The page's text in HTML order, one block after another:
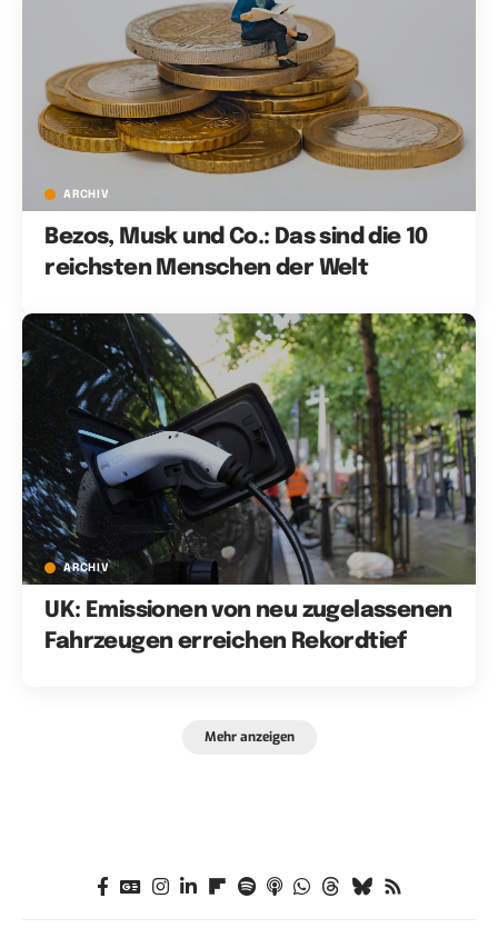
ARCHIV
Bezos, Musk und Co.: Das sind die 10
reichsten Menschen der Welt
ARCHIV
UK: Emissionen von neu zugelassenen
Fahrzeugen erreichen Rekordtief
Mehr anzeigen